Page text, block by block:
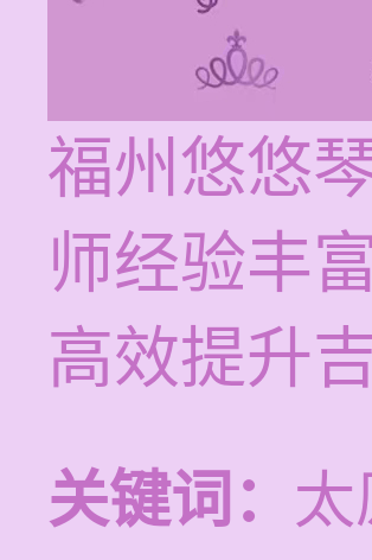
福州悠悠
师经验丰
高效提升
关键词：